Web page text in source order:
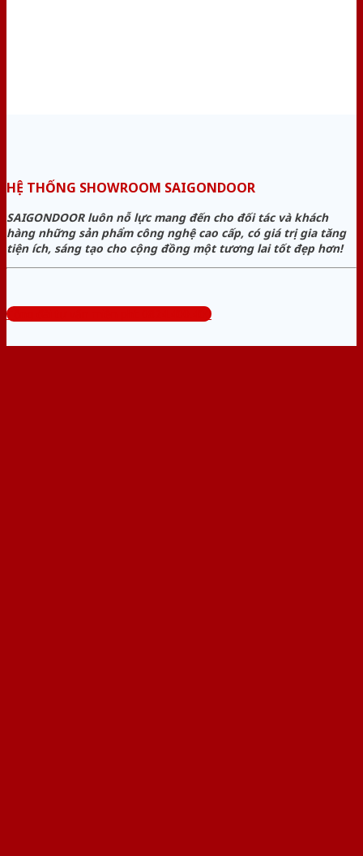
HỆ THỐNG SHOWROOM SAIGONDOOR
SAIGONDOOR luôn nỗ lực mang đến cho đối tác và khách
hàng những sản phẩm công nghệ cao cấp, có giá trị gia tăng
tiện ích, sáng tạo cho cộng đồng một tương lai tốt đẹp hơn!
Tổng đài tư vấn miễn phí: 0824.400.400